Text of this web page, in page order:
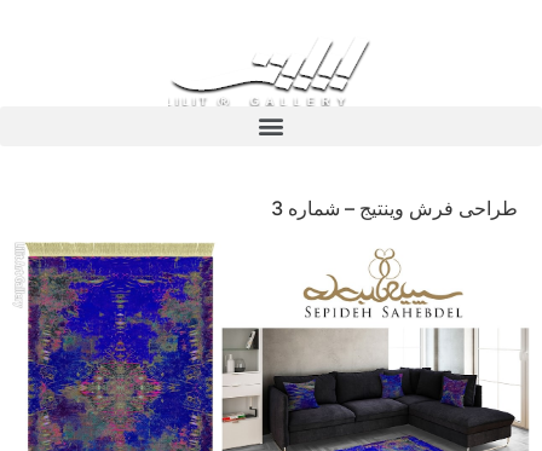
طراحی فرش وینتیج – شماره 3